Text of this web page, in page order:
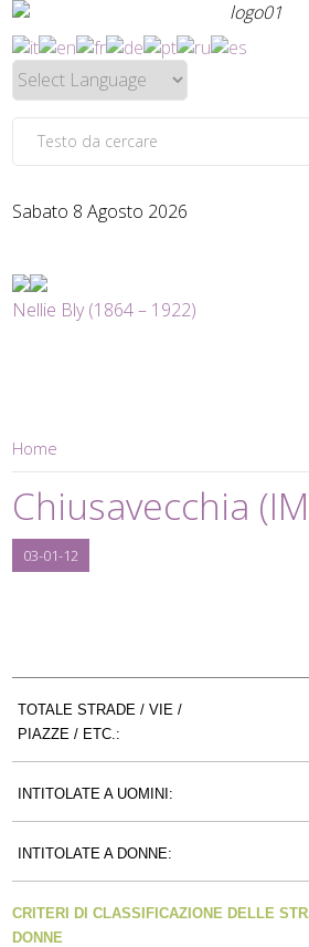
Sabato 8 Agosto 2026
Nellie Bly (1864 – 1922)
Home
Chiusavecchia
03-01-12
TOTALE STRADE / VIE /
PIAZZE / ETC.:
INTITOLATE A UOMINI:
INTITOLATE A DONNE:
CRITERI DI CLASSIFICAZIONE DELLE
DONNE